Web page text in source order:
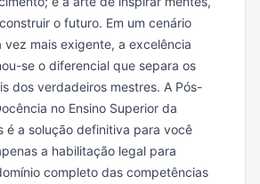
o futuro. Em um cenário
mais exigente, a excelência
se o diferencial que separa os
dos verdadeiros mestres. A Pós-
no Ensino Superior da
é a solução definitiva para você
a habilitação legal para
completo das competências